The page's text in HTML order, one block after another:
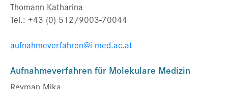
Thomann Katharina
Tel.: +43 (0) 512/9003-70044
aufnahmeverfahren@i-med.ac.at
Aufnahmeverfahren für Molekulare Medizin
Reyman Mika